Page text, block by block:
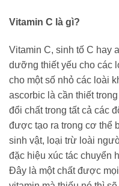
Vitamin C là gì?
Vitamin C, sinh tố C hay
dưỡng thiết yếu cho các
cho một số nhỏ các loài
ascorbic là cần thiết
đổi chất trong tất cả các
được tạo ra trong cơ thể
sinh vật, loại trừ loài
đặc hiệu xúc tác chuyển
Đây là một chất được